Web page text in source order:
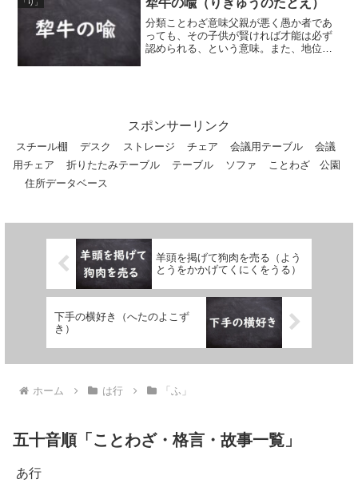
「り」 犂牛の喩（りぎゅうのたとえ）
分類ことわざ意味父親が悪く愚か者であ
っても、その子供が賢ければ才能は必ず
認められる、という意味。また、地位や
スポンサーリンク
スチール棚 デスク ストレージ チェア 会議用テーブル
会議
用チェア
折りたたみテーブル テーブル ソファ ことわざ
公園
住所データベース
羊頭を掲げて狗肉を売る（よう
とうをかかげてくにくをうる）
下手の横好き（へたのよこず
き）
ホーム は行 「ふ」
五十音順「ことわざ・格言・故事一覧」
あ行